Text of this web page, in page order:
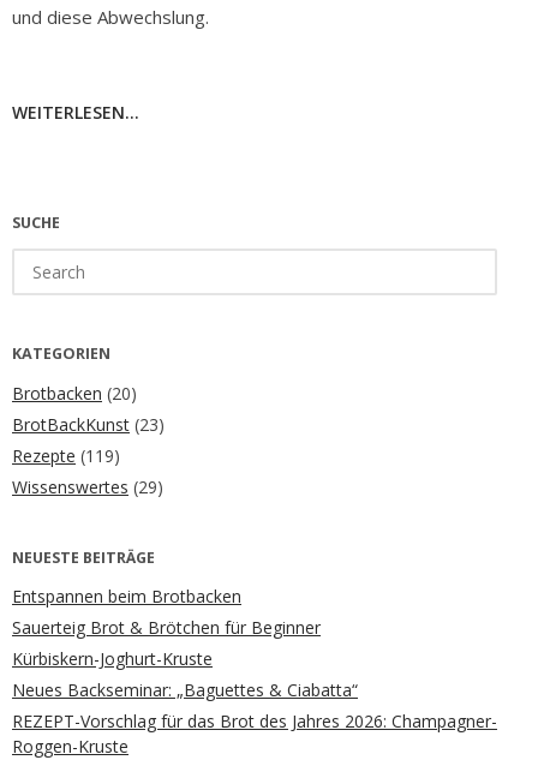
und diese Abwechslung.
WEITERLESEN...
SUCHE
for:
KATEGORIEN
Brotbacken (20)
BrotBackKunst (23)
Rezepte (119)
Wissenswertes (29)
NEUESTE BEITRÄGE
Entspannen beim Brotbacken
Sauerteig Brot & Brötchen für Beginner
Kürbiskern-Joghurt-Kruste
Neues Backseminar: „Baguettes & Ciabatta“
REZEPT-Vorschlag für das Brot des Jahres 2026: Champagner-
Roggen-Kruste